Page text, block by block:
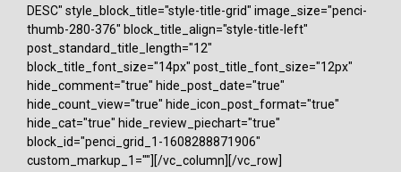
DESC" style_block_title="style-title-grid" image_size="penci-
thumb-280-376" block_title_align="style-title-left"
post_standard_title_length="12"
block_title_font_size="14px" post_title_font_size="12px"
hide_comment="true" hide_post_date="true"
hide_count_view="true" hide_icon_post_format="true"
hide_cat="true" hide_review_piechart="true"
block_id="penci_grid_1-1608288871906"
custom_markup_1=""][/vc_column][/vc_row]